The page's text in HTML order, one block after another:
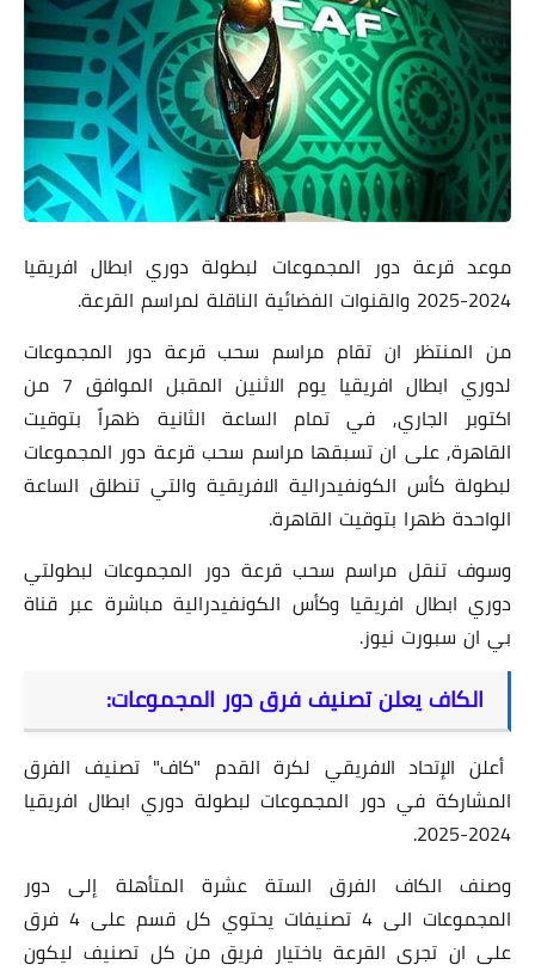
موعد قرعة دور المجموعات لبطولة دوري ابطال افريقيا
2024-2025 والقنوات الفضائية الناقلة لمراسم القرعة.
من المنتظر ان تقام مراسم سحب قرعة دور المجموعات
لدوري ابطال افريقيا يوم الاثنين المقبل الموافق 7 من
اكتوبر الجاري, في تمام الساعة الثانية ظهراً بتوقيت
القاهرة, على ان تسبقها مراسم سحب قرعة دور المجموعات
لبطولة كأس الكونفيدرالية الافريقية والتي تنطلق الساعة
الواحدة ظهرا بتوقيت القاهرة.
وسوف تنقل مراسم سحب قرعة دور المجموعات لبطولتي
دوري ابطال افريقيا وكأس الكونفيدرالية مباشرة عبر قناة
بي ان سبورت نيوز.
الكاف يعلن تصنيف فرق دور المجموعات:
أعلن الإتحاد الافريقي لكرة القدم "كاف" تصنيف الفرق
المشاركة في دور المجموعات لبطولة دوري ابطال افريقيا
2024-2025.
وصنف الكاف الفرق الستة عشرة المتأهلة إلى دور
المجموعات الى 4 تصنيفات يحتوي كل قسم على 4 فرق
على ان تجرى القرعة باختيار فريق من كل تصنيف ليكون